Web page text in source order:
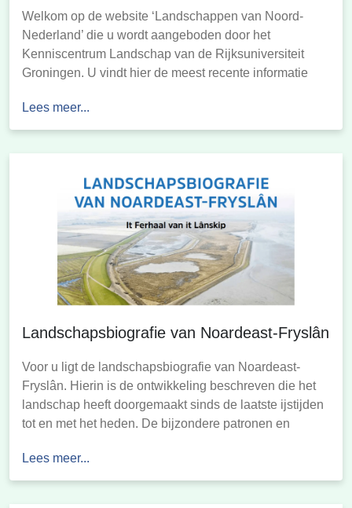
Welkom op de website ‘Landschappen van Noord-
Nederland’ die u wordt aangeboden door het
Kenniscentrum Landschap van de Rijksuniversiteit
Groningen. U vindt hier de meest recente informatie
landschap in uw streek. Ontdek hoe het landschap in
uw streek is ontstaan en bekijk de kaarten die hiervan
Lees meer...
Landschapsbiografie van Noardeast-Fryslân
Voor u ligt de landschapsbiografie van Noardeast-
Fryslân. Hierin is de ontwikkeling beschreven die het
landschap heeft doorgemaakt sinds de laatste ijstijden
tot en met het heden. De bijzondere patronen en
eeuwenlange wisselwerking tussen mens en natuur
maken het tot een landschap dat prachtig is om te
Lees meer...